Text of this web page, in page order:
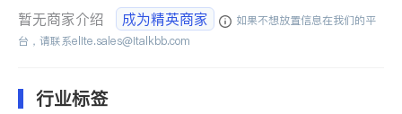
暂无商家介绍 成为精英商家
如果不想放置信息在我们的平
台，请联系elite.sales@italkbb.com
行业标签